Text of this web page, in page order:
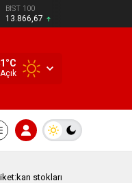
BIST 100
13.866,67
°C
Açık
stokları